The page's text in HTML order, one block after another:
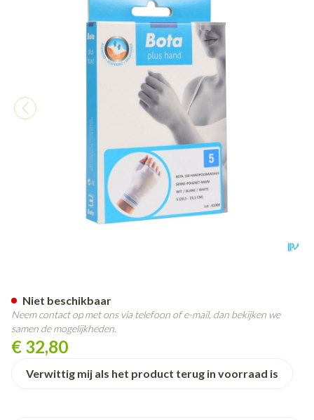
€ 32,80
Verwittig mij als het product terug in voorraad is
Niet beschikbaar
Neem contact op met ons via telefoon of e-mail, dan bekijken we
samen de mogelijkheden.